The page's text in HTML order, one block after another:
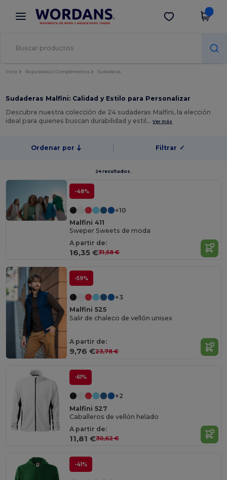
× App de Wordans
¡Mejores precios en app!
Descargar app
Inicio Ropa básica | Complementos Sudaderas
Sudaderas Malfini: Calidad y Estilo para Personalizar
Descubre nuestra colección de 24 sudaderas Malfini, la elección
ideal para quienes buscan durabilidad y estil…Ver más
Ordenar por Filtrar ✓
24 resultados.
-48%
+10
Malfini 411
Sweper Sweets de moda
A partir de:
16,35 €31,58 €
-59%
+3
Malfini 525
Salir de chaleco de vellón unisex
A partir de:
9,76 €23,78 €
-61%
+2
Malfini 527
Caballeros de vellón helado
A partir de:
11,81 €30,62 €
-41%